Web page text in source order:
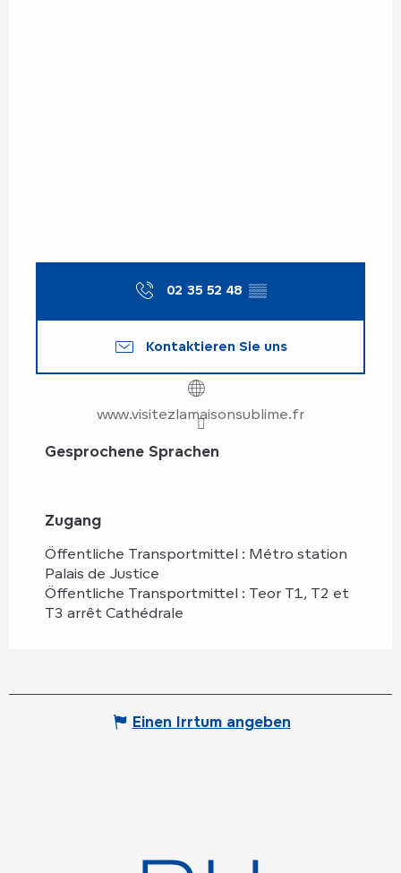
02 35 52 48 ▒▒
Kontaktieren Sie uns
www.visitezlamaisonsublime.fr
Gesprochene Sprachen
Gesprochene Sprachen
Zugang
Zugang
Öffentliche Transportmittel : Métro station
Palais de Justice
Öffentliche Transportmittel : Teor T1, T2 et
T3 arrêt Cathédrale
Einen Irrtum angeben